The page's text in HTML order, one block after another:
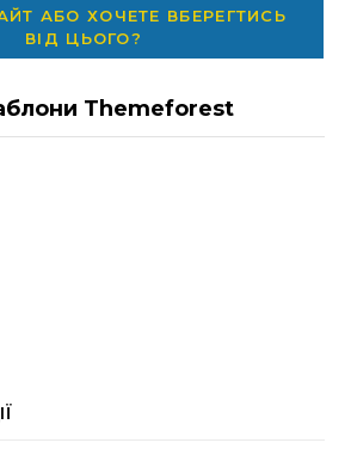
АБО ХОЧЕТЕ ВБЕРЕГТИСЬ
ВІД ЦЬОГО?
Themeforest